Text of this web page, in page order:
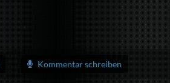
Kommentar schreiben